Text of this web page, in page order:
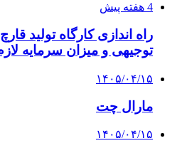
4 هفته پیش
راه اندازی کارگاه تولید
توجیهی و میزان سرمایه
۱۴۰۵/۰۴/۱۵
مارال چت
۱۴۰۵/۰۴/۱۵